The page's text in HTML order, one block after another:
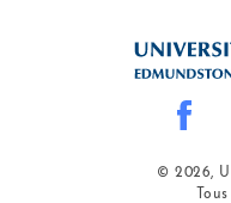
© 2026,